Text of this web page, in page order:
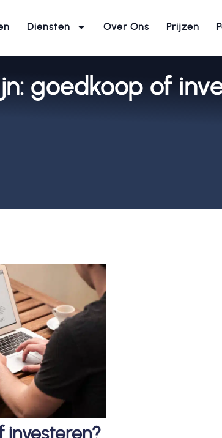
Diensten Over Ons Prijzen
goedkoop of